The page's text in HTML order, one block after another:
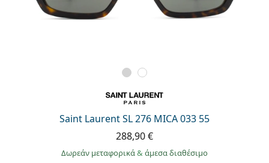
Saint Laurent SL 276 MICA 033 55
288,90 €
Δωρεάν μεταφορικά& άμεσα διαθέσιμο